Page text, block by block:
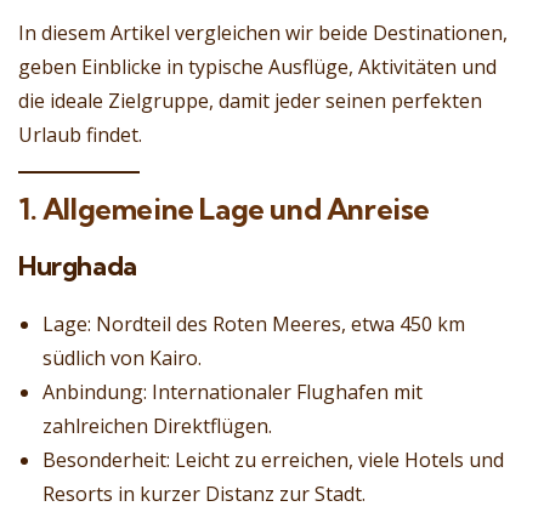
In diesem Artikel vergleichen wir beide Destinationen,
geben Einblicke in typische Ausflüge, Aktivitäten und
die ideale Zielgruppe, damit jeder seinen perfekten
Urlaub findet.
1. Allgemeine Lage und Anreise
Hurghada
Lage: Nordteil des Roten Meeres, etwa 450 km
südlich von Kairo.
Anbindung: Internationaler Flughafen mit
zahlreichen Direktflügen.
Besonderheit: Leicht zu erreichen, viele Hotels und
Resorts in kurzer Distanz zur Stadt.